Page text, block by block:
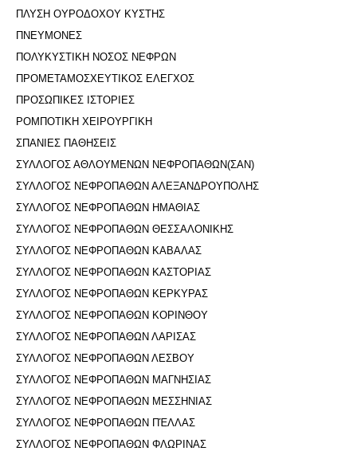
ΠΛΥΣΗ ΟΥΡΟΔΟΧΟΥ ΚΥΣΤΗΣ
ΠΝΕΥΜΟΝΕΣ
ΠΟΛΥΚΥΣΤΙΚΗ ΝΟΣΟΣ ΝΕΦΡΩΝ
ΠΡΟΜΕΤΑΜΟΣΧΕΥΤΙΚΟΣ ΕΛΕΓΧΟΣ
ΠΡΟΣΩΠΙΚΕΣ ΙΣΤΟΡΙΕΣ
ΡΟΜΠΟΤΙΚΗ ΧΕΙΡΟΥΡΓΙΚΗ
ΣΠΑΝΙΕΣ ΠΑΘΗΣΕΙΣ
ΣΥΛΛΟΓΟΣ ΑΘΛΟΥΜΕΝΩΝ ΝΕΦΡΟΠΑΘΩΝ(ΣΑΝ)
ΣΥΛΛΟΓΟΣ ΝΕΦΡΟΠΑΘΩΝ ΑΛΕΞΑΝΔΡΟΥΠΟΛΗΣ
ΣΥΛΛΟΓΟΣ ΝΕΦΡΟΠΑΘΩΝ ΗΜΑΘΙΑΣ
ΣΥΛΛΟΓΟΣ ΝΕΦΡΟΠΑΘΩΝ ΘΕΣΣΑΛΟΝΙΚΗΣ
ΣΥΛΛΟΓΟΣ ΝΕΦΡΟΠΑΘΩΝ ΚΑΒΑΛΑΣ
ΣΥΛΛΟΓΟΣ ΝΕΦΡΟΠΑΘΩΝ ΚΑΣΤΟΡΙΑΣ
ΣΥΛΛΟΓΟΣ ΝΕΦΡΟΠΑΘΩΝ ΚΕΡΚΥΡΑΣ
ΣΥΛΛΟΓΟΣ ΝΕΦΡΟΠΑΘΩΝ ΚΟΡΙΝΘΟΥ
ΣΥΛΛΟΓΟΣ ΝΕΦΡΟΠΑΘΩΝ ΛΑΡΙΣΑΣ
ΣΥΛΛΟΓΟΣ ΝΕΦΡΟΠΑΘΩΝ ΛΕΣΒΟΥ
ΣΥΛΛΟΓΟΣ ΝΕΦΡΟΠΑΘΩΝ ΜΑΓΝΗΣΙΑΣ
ΣΥΛΛΟΓΟΣ ΝΕΦΡΟΠΑΘΩΝ ΜΕΣΣΗΝΙΑΣ
ΣΥΛΛΟΓΟΣ ΝΕΦΡΟΠΑΘΩΝ ΠΈΛΛΑΣ
ΣΥΛΛΟΓΟΣ ΝΕΦΡΟΠΑΘΩΝ ΦΛΩΡΙΝΑΣ